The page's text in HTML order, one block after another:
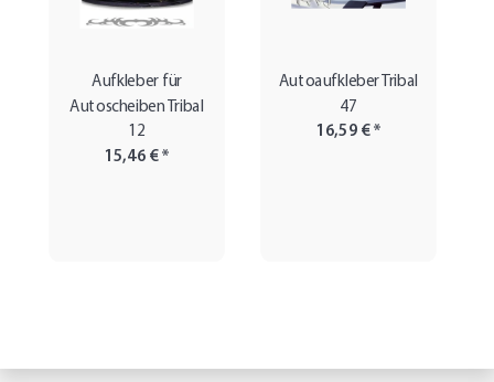
Aufkleber für
Autoscheiben Tribal
12
15,46 €*
Autoaufkleber Tribal
47
16,59 €*